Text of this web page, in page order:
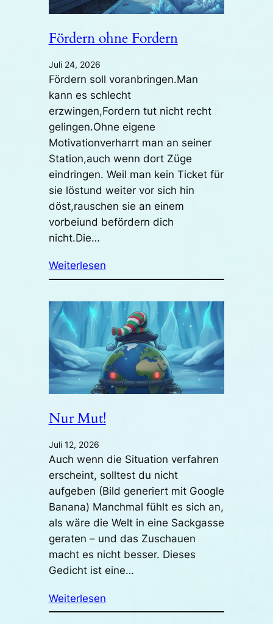
Fördern ohne Fordern
Juli 24, 2026
Fördern soll voranbringen.Man
kann es schlecht
erzwingen,Fordern tut nicht recht
gelingen.Ohne eigene
Motivationverharrt man an seiner
Station,auch wenn dort Züge
eindringen. Weil man kein Ticket für
sie löstund weiter vor sich hin
döst,rauschen sie an einem
vorbeiund befördern dich
nicht.Die…
Weiterlesen
Nur Mut!
Juli 12, 2026
Auch wenn die Situation verfahren
erscheint, solltest du nicht
aufgeben (Bild generiert mit Google
Banana) Manchmal fühlt es sich an,
als wäre die Welt in eine Sackgasse
geraten – und das Zuschauen
macht es nicht besser. Dieses
Gedicht ist eine…
Weiterlesen